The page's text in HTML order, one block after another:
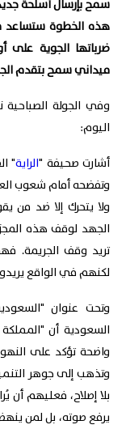
سمح بإرسال أسلحة
هذه الخطوة ستساعد
ضرباتها الجوية على
ميداني سمح بتقدم
وفي الجولة الصباحية
اليوم:
أشارت صحيفة "الراية"
وتفضحه أمام شعوب
ولا يتحرك إلا ضد من
الجهد لوقف هذه
تريد وقف الجريمة.
لكنهم في الواقع
وتحت عنوان
السعودية أن
واضحة تؤكد على
وتذهب إلى جوهر
بلا إصلاح، فعليهم
يرفع صوته، بل لمن